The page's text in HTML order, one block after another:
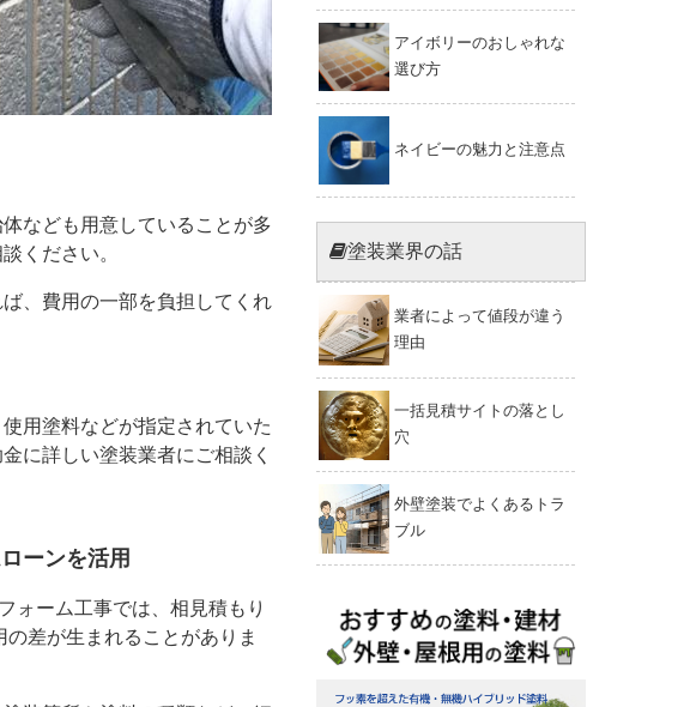
なども用意していることが多
ください。
、費用の一部を負担してくれ
用塗料などが指定されていた
に詳しい塗装業者にご相談く
ーンを活用
ォーム工事では、相見積もり
差が生まれることがありま
アイボリーのおしゃれな
選び方
ネイビーの魅力と注意点
塗装業界の話
業者によって値段が違う
理由
一括見積サイトの落とし
穴
外壁塗装でよくあるトラ
ブル